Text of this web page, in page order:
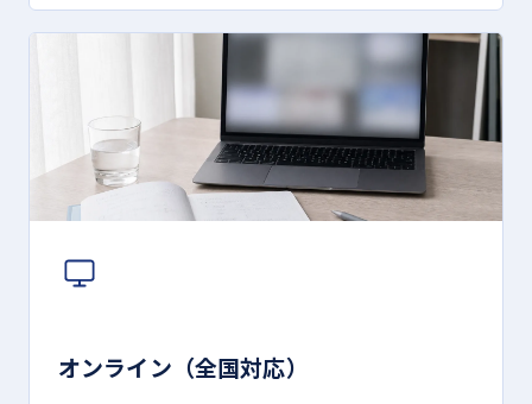
オンライン（全国対応）